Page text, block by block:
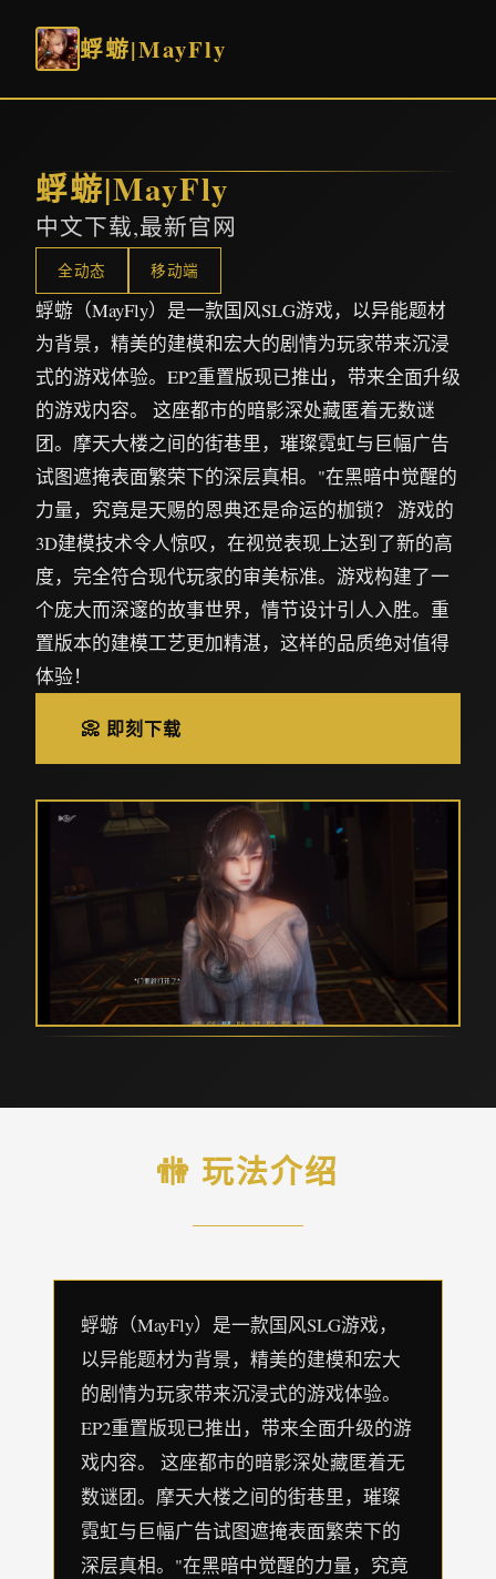
蜉蝣|MayFly
蜉蝣|MayFly
中文下载,最新官网
全动态 移动端
蜉蝣（MayFly）是一款国风SLG游戏，以异能题材
为背景，精美的建模和宏大的剧情为玩家带来沉浸
式的游戏体验。EP2重置版现已推出，带来全面升级
的游戏内容。 这座都市的暗影深处藏匿着无数谜
团。摩天大楼之间的街巷里，璀璨霓虹与巨幅广告
试图遮掩表面繁荣下的深层真相。"在黑暗中觉醒的
力量，究竟是天赐的恩典还是命运的枷锁？ 游戏的
3D建模技术令人惊叹，在视觉表现上达到了新的高
度，完全符合现代玩家的审美标准。游戏构建了一
个庞大而深邃的故事世界，情节设计引人入胜。重
置版本的建模工艺更加精湛，这样的品质绝对值得
体验！
📀 即刻下载
🚻 玩法介绍
蜉蝣（MayFly）是一款国风SLG游戏，
以异能题材为背景，精美的建模和宏大
的剧情为玩家带来沉浸式的游戏体验。
EP2重置版现已推出，带来全面升级的游
戏内容。 这座都市的暗影深处藏匿着无
数谜团。摩天大楼之间的街巷里，璀璨
霓虹与巨幅广告试图遮掩表面繁荣下的
深层真相。"在黑暗中觉醒的力量，究竟